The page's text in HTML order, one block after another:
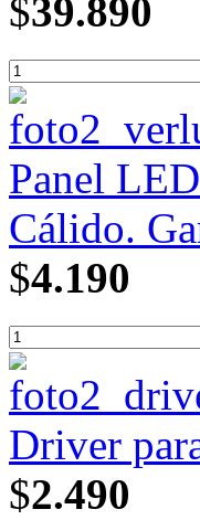
$39.890
Panel
Cálido.
$4.190
Driver
$2.490